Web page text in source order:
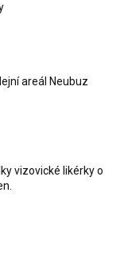
areál Neubuz
vizovické likérky o